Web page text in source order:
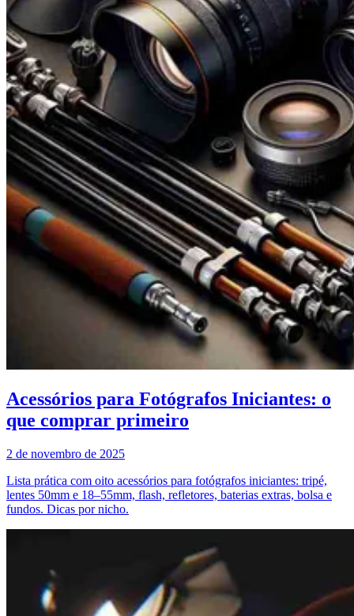
Acessórios para Fotógrafos Iniciantes: o
que comprar primeiro
2 de novembro de 2025
Lista prática com oito acessórios para fotógrafos iniciantes: tripé,
lentes 50mm e 18–55mm, flash, refletores, baterias extras, bolsa e
fundos. Dicas por nicho.